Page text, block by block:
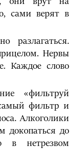
сами верят в
разлагаться.
Нервы
Каждое слово
«фильтруй
фильтр и
Алкоголики
докопаться до
в нетрезвом